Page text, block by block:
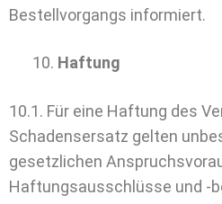
Bestellvorgangs informiert.
Haftung
10.1. Für eine Haftung des
Schadensersatz gelten
gesetzlichen
Haftungsausschlüsse und -